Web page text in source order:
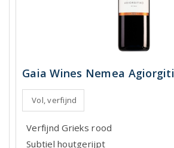
Gaia Wines Nemea
Vol, verfijnd
Verfijnd Grieks rood
Subtiel houtgerijpt